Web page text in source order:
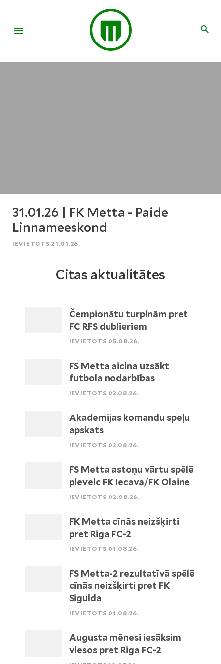
31.01.26 | FK Metta - Paide
Linnameeskond
IEVIETOTS 21.01.26.
Citas aktualitātes
Čempionātu turpinām pret
FC RFS dublieriem
IEVIETOTS 05.08.26.
FS Metta aicina uzsākt
futbola nodarbības
IEVIETOTS 03.08.26.
Akadēmijas komandu spēļu
apskats
IEVIETOTS 03.08.26.
FS Metta astoņu vārtu spēlē
pieveic FK Iecava/FK Olaine
IEVIETOTS 02.08.26.
FK Metta cīnās neizšķirti
pret Riga FC-2
IEVIETOTS 01.08.26.
FS Metta-2 rezultatīvā spēlē
cīnās neizšķirti pret FK
Sigulda
IEVIETOTS 01.08.26.
Augusta mēnesi iesāksim
viesos pret Riga FC-2